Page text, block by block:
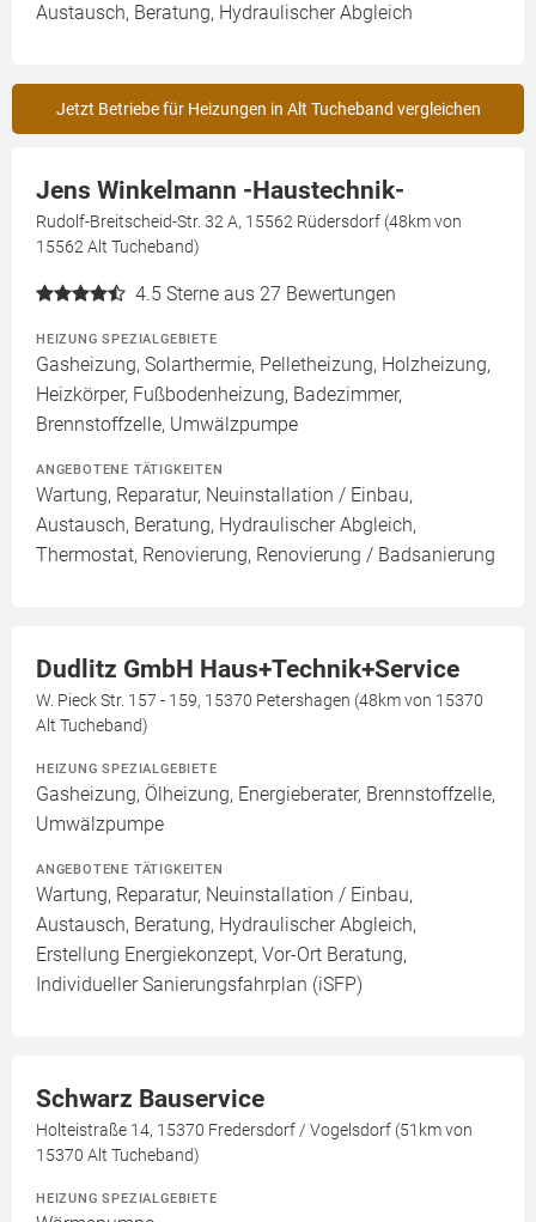
Austausch, Beratung, Hydraulischer Abgleich
Jetzt Betriebe für Heizungen in Alt Tucheband vergleichen
Jens Winkelmann -Haustechnik-
Rudolf-Breitscheid-Str. 32 A, 15562 Rüdersdorf (48km von
15562 Alt Tucheband)
4.5 Sterne aus 27 Bewertungen
HEIZUNG SPEZIALGEBIETE
Gasheizung, Solarthermie, Pelletheizung, Holzheizung,
Heizkörper, Fußbodenheizung, Badezimmer,
Brennstoffzelle, Umwälzpumpe
ANGEBOTENE TÄTIGKEITEN
Wartung, Reparatur, Neuinstallation / Einbau,
Austausch, Beratung, Hydraulischer Abgleich,
Thermostat, Renovierung, Renovierung / Badsanierung
Dudlitz GmbH Haus+Technik+Service
W. Pieck Str. 157 - 159, 15370 Petershagen (48km von 15370
Alt Tucheband)
HEIZUNG SPEZIALGEBIETE
Gasheizung, Ölheizung, Energieberater, Brennstoffzelle,
Umwälzpumpe
ANGEBOTENE TÄTIGKEITEN
Wartung, Reparatur, Neuinstallation / Einbau,
Austausch, Beratung, Hydraulischer Abgleich,
Erstellung Energiekonzept, Vor-Ort Beratung,
Individueller Sanierungsfahrplan (iSFP)
Schwarz Bauservice
Holteistraße 14, 15370 Fredersdorf / Vogelsdorf (51km von
15370 Alt Tucheband)
HEIZUNG SPEZIALGEBIETE